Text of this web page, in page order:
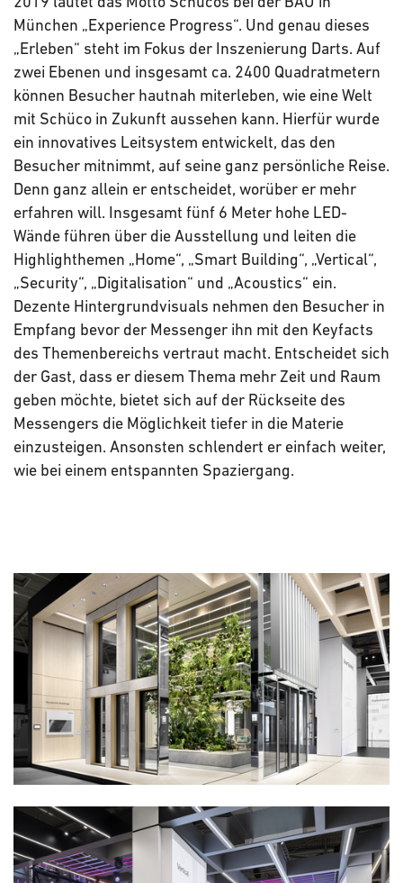
München „Experience Progress“. Und genau dieses
„Erleben“ steht im Fokus der Inszenierung Darts. Auf
zwei Ebenen und insgesamt ca. 2400 Quadratmetern
können Besucher hautnah miterleben, wie eine Welt
mit Schüco in Zukunft aussehen kann. Hierfür wurde
ein innovatives Leitsystem entwickelt, das den
Besucher mitnimmt, auf seine ganz persönliche Reise.
Denn ganz allein er entscheidet, worüber er mehr
erfahren will. Insgesamt fünf 6 Meter hohe LED-
Wände führen über die Ausstellung und leiten die
Highlighthemen „Home“, „Smart Building“, „Vertical“,
„Security“, „Digitalisation“ und „Acoustics“ ein.
Dezente Hintergrundvisuals nehmen den Besucher in
Empfang bevor der Messenger ihn mit den Keyfacts
des Themenbereichs vertraut macht. Entscheidet sich
der Gast, dass er diesem Thema mehr Zeit und Raum
geben möchte, bietet sich auf der Rückseite des
Messengers die Möglichkeit tiefer in die Materie
einzusteigen. Ansonsten schlendert er einfach weiter,
wie bei einem entspannten Spaziergang.